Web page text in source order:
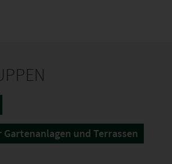
und Terrassen